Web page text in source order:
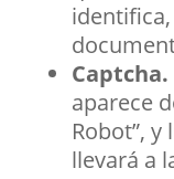
Captcha.
aparece
Robot”, y
llevará a